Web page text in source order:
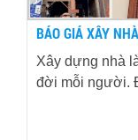
BÁO GIÁ XÂY
Xây dựng nhà
đời mỗi người.